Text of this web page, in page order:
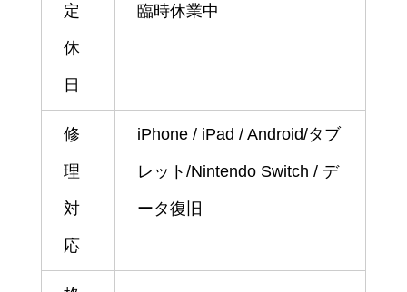
定
休
日
臨時休業中
修
理
対
応
iPhone / iPad / Android/タブ
レット/Nintendo Switch / デ
ータ復旧